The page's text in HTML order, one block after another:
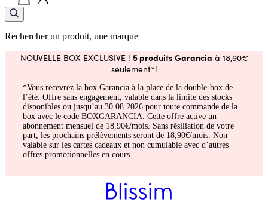
Rechercher un produit, une marque
NOUVELLE BOX EXCLUSIVE ! 5 produits Garancia à 18,90€
seulement*!
*Vous recevrez la box Garancia à la place de la double-box de
l’été. Offre sans engagement, valable dans la limite des stocks
disponibles ou jusqu’au 30.08.2026 pour toute commande de la
box avec le code BOXGARANCIA. Cette offre active un
abonnement mensuel de 18,90€/mois. Sans résiliation de votre
part, les prochains prélèvements seront de 18,90€/mois. Non
valable sur les cartes cadeaux et non cumulable avec d’autres
offres promotionnelles en cours.